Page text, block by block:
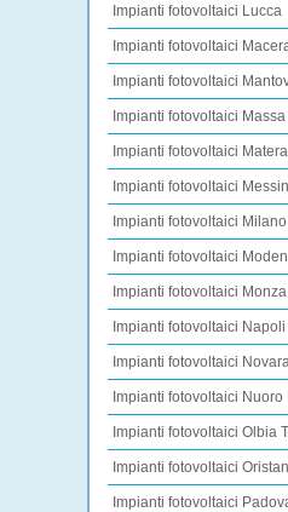
Impianti fotovoltaici Lucca
Impianti fotovoltaici
Impianti fotovoltaici
Impianti fotovoltaici
Impianti fotovoltaici Matera
Impianti fotovoltaici
Impianti fotovoltaici Milano
Impianti fotovoltaici
Impianti fotovoltaici
Impianti fotovoltaici Napoli
Impianti fotovoltaici
Impianti fotovoltaici Nuoro
Impianti fotovoltaici Olbia
Impianti fotovoltaici
Impianti fotovoltaici